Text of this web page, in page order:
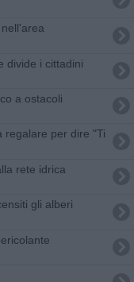
divide i cittadini
a ostacoli
regalare per dire "Ti
rete idrica
gli alberi